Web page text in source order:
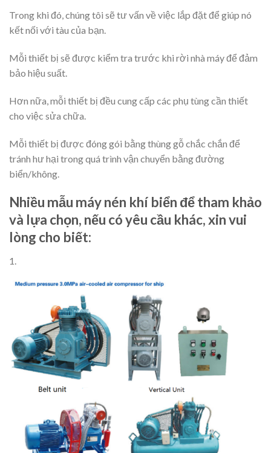
Trong khi đó, chúng tôi sẽ tư vấn về việc lắp đặt để giúp nó
kết nối với tàu của bạn.
Mỗi thiết bị sẽ được kiểm tra trước khi rời nhà máy để đảm
bảo hiệu suất.
Hơn nữa, mỗi thiết bị đều cung cấp các phụ tùng cần thiết
cho việc sửa chữa.
Mỗi thiết bị được đóng gói bằng thùng gỗ chắc chắn để
tránh hư hại trong quá trình vận chuyển bằng đường
biển/không.
Nhiều mẫu máy nén khí biển để tham khảo
và lựa chọn, nếu có yêu cầu khác, xin vui
lòng cho biết:
1.